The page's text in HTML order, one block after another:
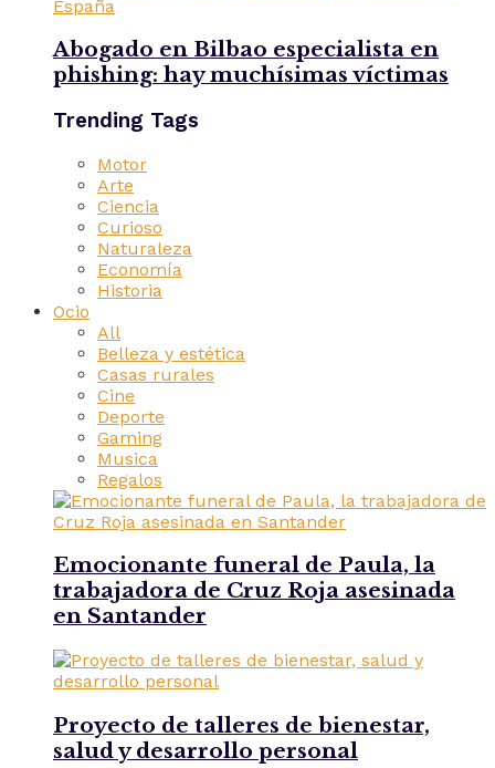
Abogado en Bilbao especialista en
phishing: hay muchísimas víctimas
Trending Tags
Motor
Arte
Ciencia
Curioso
Naturaleza
Economía
Historia
Ocio
All
Belleza y estética
Casas rurales
Cine
Deporte
Gaming
Musica
Regalos
Emocionante funeral de Paula, la
trabajadora de Cruz Roja asesinada
en Santander
Proyecto de talleres de bienestar,
salud y desarrollo personal